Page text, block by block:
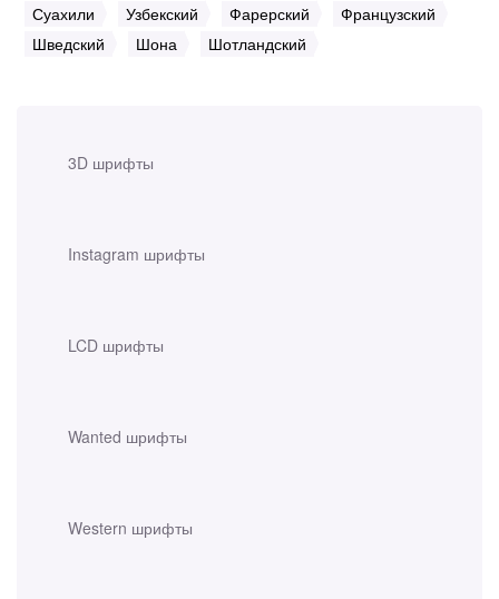
3D шрифты
Instagram шрифты
LCD шрифты
Wanted шрифты
Western шрифты
Суахили
Узбекский Фарерский
Французский
Шведский
Шона Шотландский